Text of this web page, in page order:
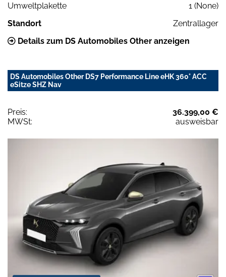
Umweltplakette
1 (None)
Standort
Zentrallager
Details zum DS Automobiles Other anzeigen
DS Automobiles Other DS7 Performance Line eHK 360° ACC
eSitze SHZ Nav
Preis:
36.399,00 €
MWSt:
ausweisbar